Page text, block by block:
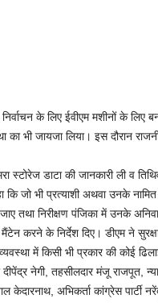
के लिए ईवीएम मशीनों के लिए
का भी जायजा लिया। इस दौरान
स्टोरेज डाटा की जानकारी ली व
कि जो भी प्रत्याशी अथवा उनके
तथा निरीक्षण पंजिका में उनके
करने के निर्देश दिए। डीएम ने
में किसी भी प्रकार की कोई
नेगी, तहसीलदार मंजू राजपूत,
केदारनाथ, अभिकर्ता कांग्रेस पार्टी